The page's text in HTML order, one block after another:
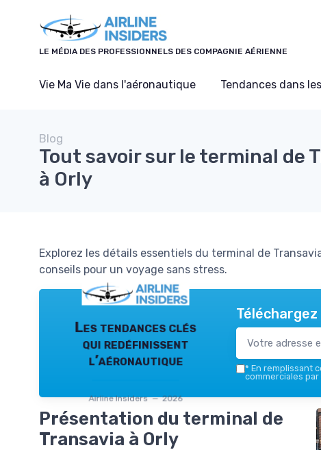
LE MÉDIA DES PROFESSIONNELS DES COMPAGNIE AÉRIENNE
Vie Ma Vie dans l'aéronautique Tendances dans
Blog
Tout savoir sur le terminal de
à Orly
Explorez les détails essentiels du terminal de
conseils pour un voyage sans stress.
Les tendances clés
qui redéfinissent
l’aéronautique
Airline Insiders — 2026
* En remplissant
commerciales
Présentation du terminal de
Transavia à Orly